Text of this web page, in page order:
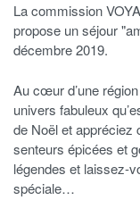
La commission
propose un séjour
décembre 2019.
Au cœur d’une
univers fabuleux
de Noël et appréciez
senteurs épicées et
légendes et laissez-
spéciale…